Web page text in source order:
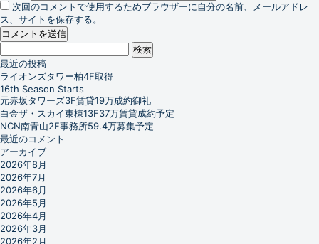
次回のコメントで使用するためブラウザーに自分の名前、メールアドレ
ス、サイトを保存する。
検
索:
最近の投稿
ライオンズタワー柏4F取得
16th Season Starts
元赤坂タワーズ3F賃貸19万成約御礼
白金ザ・スカイ東棟13F37万賃貸成約予定
NCN南青山2F事務所59.4万募集予定
最近のコメント
アーカイブ
2026年8月
2026年7月
2026年6月
2026年5月
2026年4月
2026年3月
2026年2月